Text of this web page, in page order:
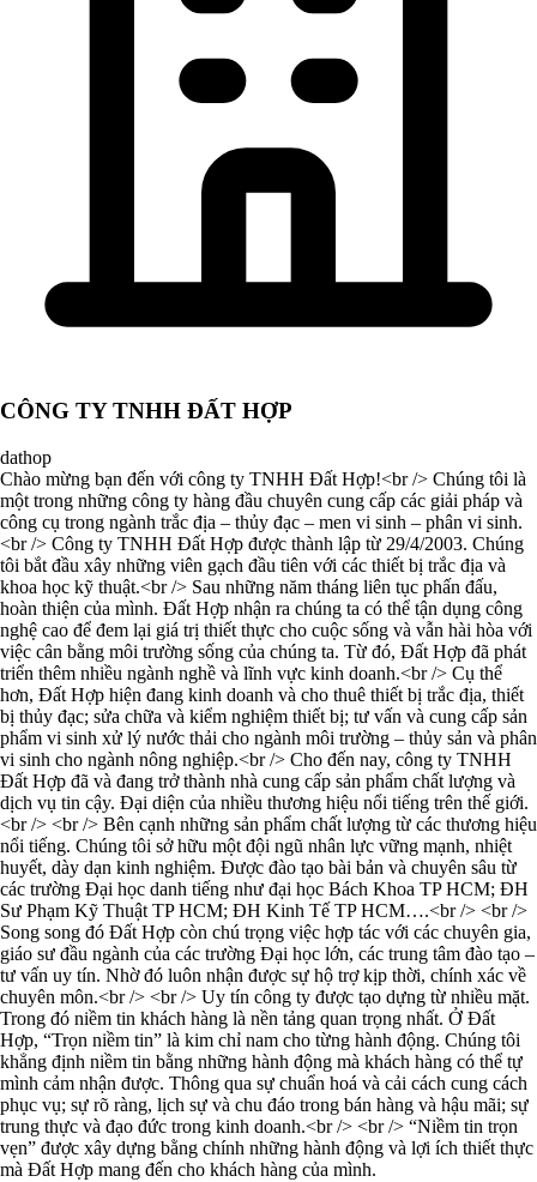
CÔNG TY TNHH ĐẤT HỢP
dathop
Chào mừng bạn đến với công ty TNHH Đất Hợp!<br /> Chúng tôi là
một trong những công ty hàng đầu chuyên cung cấp các giải pháp và
công cụ trong ngành trắc địa – thủy đạc – men vi sinh – phân vi sinh.
<br /> Công ty TNHH Đất Hợp được thành lập từ 29/4/2003. Chúng
tôi bắt đầu xây những viên gạch đầu tiên với các thiết bị trắc địa và
khoa học kỹ thuật.<br /> Sau những năm tháng liên tục phấn đấu,
hoàn thiện của mình. Đất Hợp nhận ra chúng ta có thể tận dụng công
nghệ cao để đem lại giá trị thiết thực cho cuộc sống và vẫn hài hòa với
việc cân bằng môi trường sống của chúng ta. Từ đó, Đất Hợp đã phát
triển thêm nhiều ngành nghề và lĩnh vực kinh doanh.<br /> Cụ thể
hơn, Đất Hợp hiện đang kinh doanh và cho thuê thiết bị trắc địa, thiết
bị thủy đạc; sửa chữa và kiểm nghiệm thiết bị; tư vấn và cung cấp sản
phẩm vi sinh xử lý nước thải cho ngành môi trường – thủy sản và phân
vi sinh cho ngành nông nghiệp.<br /> Cho đến nay, công ty TNHH
Đất Hợp đã và đang trở thành nhà cung cấp sản phẩm chất lượng và
dịch vụ tin cậy. Đại diện của nhiều thương hiệu nổi tiếng trên thế giới.
<br /> <br /> Bên cạnh những sản phẩm chất lượng từ các thương hiệu
nổi tiếng. Chúng tôi sở hữu một đội ngũ nhân lực vững mạnh, nhiệt
huyết, dày dạn kinh nghiệm. Được đào tạo bài bản và chuyên sâu từ
các trường Đại học danh tiếng như đại học Bách Khoa TP HCM; ĐH
Sư Phạm Kỹ Thuật TP HCM; ĐH Kinh Tế TP HCM….<br /> <br />
Song song đó Đất Hợp còn chú trọng việc hợp tác với các chuyên gia,
giáo sư đầu ngành của các trường Đại học lớn, các trung tâm đào tạo –
tư vấn uy tín. Nhờ đó luôn nhận được sự hộ trợ kịp thời, chính xác về
chuyên môn.<br /> <br /> Uy tín công ty được tạo dựng từ nhiều mặt.
Trong đó niềm tin khách hàng là nền tảng quan trọng nhất. Ở Đất
Hợp, “Trọn niềm tin” là kim chỉ nam cho từng hành động. Chúng tôi
khẳng định niềm tin bằng những hành động mà khách hàng có thể tự
mình cảm nhận được. Thông qua sự chuẩn hoá và cải cách cung cách
phục vụ; sự rõ ràng, lịch sự và chu đáo trong bán hàng và hậu mãi; sự
trung thực và đạo đức trong kinh doanh.<br /> <br /> “Niềm tin trọn
vẹn” được xây dựng bằng chính những hành động và lợi ích thiết thực
mà Đất Hợp mang đến cho khách hàng của mình.